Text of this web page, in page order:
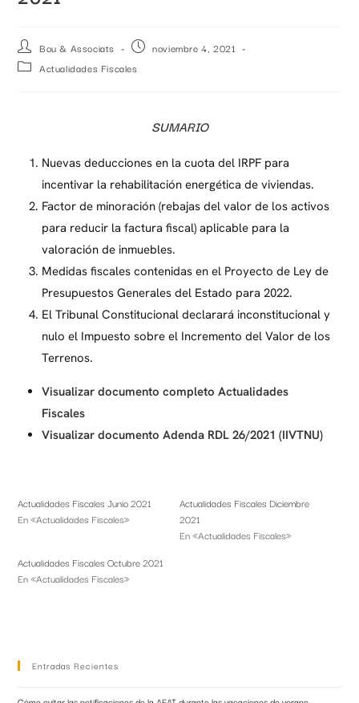
Bou & Associats
noviembre 4, 2021
Actualidades Fiscales
SUMARIO
Nuevas deducciones en la cuota del IRPF para
incentivar la rehabilitación energética de viviendas.
Factor de minoración (rebajas del valor de los activos
para reducir la factura fiscal) aplicable para la
valoración de inmuebles.
Medidas fiscales contenidas en el Proyecto de Ley de
Presupuestos Generales del Estado para 2022.
El Tribunal Constitucional declarará inconstitucional y
nulo el Impuesto sobre el Incremento del Valor de los
Terrenos.
Visualizar documento completo Actualidades
Fiscales
Visualizar documento Adenda RDL 26/2021 (IIVTNU)
Actualidades Fiscales Junio 2021
En «Actualidades Fiscales»
Actualidades Fiscales Diciembre
2021
En «Actualidades Fiscales»
Actualidades Fiscales Octubre 2021
En «Actualidades Fiscales»
Entradas Recientes